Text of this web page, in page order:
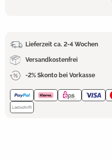
Lieferzeit ca. 2-4 Wochen
Versandkostenfrei
-2% Skonto bei Vorkasse
Lastschrift